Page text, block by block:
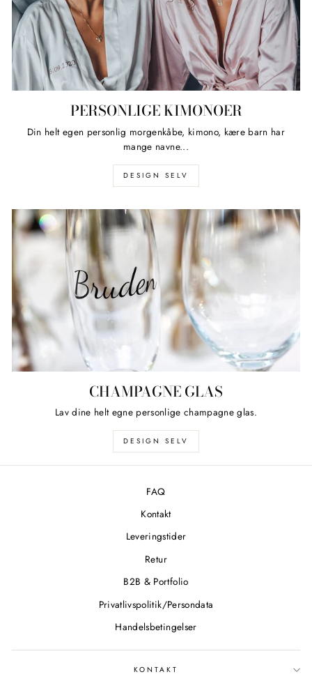
PERSONLIGE KIMONOER
Din helt egen personlig morgenkåbe, kimono, kære barn har
mange navne...
DESIGN SELV
CHAMPAGNE GLAS
Lav dine helt egne personlige champagne glas.
DESIGN SELV
FAQ
Kontakt
Leveringstider
Retur
B2B & Portfolio
Privatlivspolitik/Persondata
Handelsbetingelser
KONTAKT